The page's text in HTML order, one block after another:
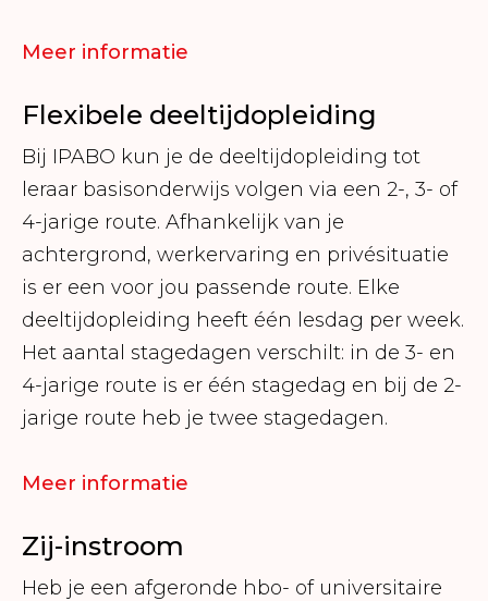
Meer informatie
Flexibele deeltijdopleiding
Bij IPABO kun je de deeltijdopleiding tot
leraar basisonderwijs volgen via een 2-, 3- of
4-jarige route. Afhankelijk van je
achtergrond, werkervaring en privésituatie
is er een voor jou passende route. Elke
deeltijdopleiding heeft één lesdag per week.
Het aantal stagedagen verschilt: in de 3- en
4-jarige route is er één stagedag en bij de 2-
jarige route heb je twee stagedagen.
Meer informatie
Zij-instroom
Heb je een afgeronde hbo- of universitaire